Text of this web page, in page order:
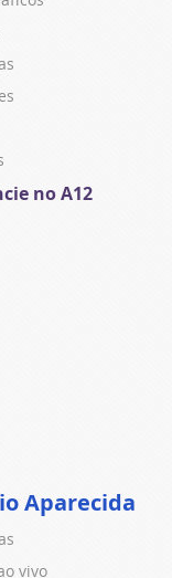
no A12
Aparecida
vivo